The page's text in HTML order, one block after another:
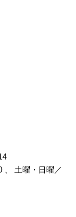
、 土曜・日曜／